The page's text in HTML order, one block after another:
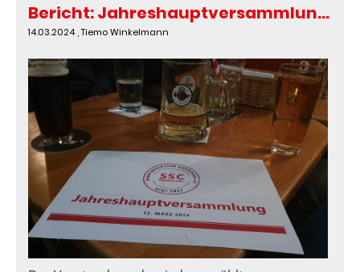
Bericht: Jahreshauptversammlung 2024
14.03.2024 , Tiemo Winkelmann